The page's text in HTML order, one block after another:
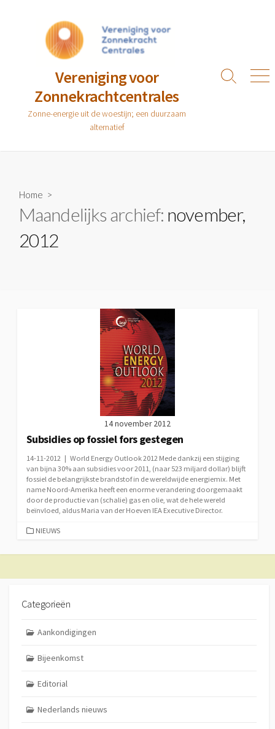
Vereniging voor
Zonnekrachtcentrales
Zonne-energie uit de woestijn; een duurzaam
alternatief
Zoeken
Home >
Maandelijks archief: november,
2012
14 november 2012
Subsidies op fossiel fors gestegen
14-11-2012 | World Energy Outlook 2012 Mede dankzij een stijging
van bijna 30% aan subsidies voor 2011, (naar 523 miljard dollar) blijft
fossiel de belangrijkste brandstof in de wereldwijde energiemix. Met
name Noord-Amerika heeft een enorme verandering doorgemaakt
door de productie van (schalie) gas en olie, wat de hele wereld
beïnvloed, aldus Maria van der Hoeven IEA Executive Director.
CATEGORIEËN
NIEUWS
Categorieën
Aankondigingen
Bijeenkomst
Editorial
Nederlands nieuws